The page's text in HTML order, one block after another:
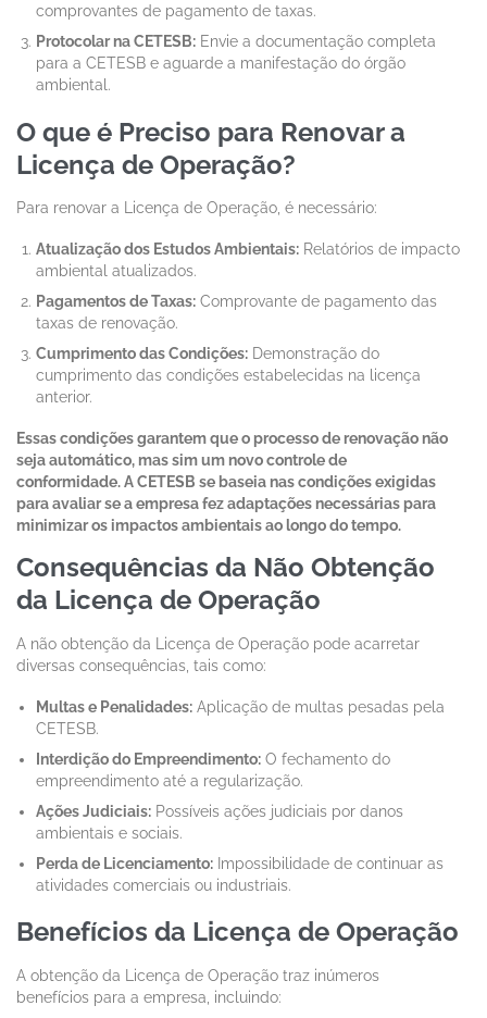
comprovantes de pagamento de taxas.
Protocolar na CETESB: Envie a documentação completa
para a CETESB e aguarde a manifestação do órgão
ambiental.
O que é Preciso para Renovar a
Licença de Operação?
Para renovar a Licença de Operação, é necessário:
Atualização dos Estudos Ambientais: Relatórios de impacto
ambiental atualizados.
Pagamentos de Taxas: Comprovante de pagamento das
taxas de renovação.
Cumprimento das Condições: Demonstração do
cumprimento das condições estabelecidas na licença
anterior.
Essas condições garantem que o processo de renovação não
seja automático, mas sim um novo controle de
conformidade. A CETESB se baseia nas condições exigidas
para avaliar se a empresa fez adaptações necessárias para
minimizar os impactos ambientais ao longo do tempo.
Consequências da Não Obtenção
da Licença de Operação
A não obtenção da Licença de Operação pode acarretar
diversas consequências, tais como:
Multas e Penalidades: Aplicação de multas pesadas pela
CETESB.
Interdição do Empreendimento: O fechamento do
empreendimento até a regularização.
Ações Judiciais: Possíveis ações judiciais por danos
ambientais e sociais.
Perda de Licenciamento: Impossibilidade de continuar as
atividades comerciais ou industriais.
Benefícios da Licença de Operação
A obtenção da Licença de Operação traz inúmeros
benefícios para a empresa, incluindo: